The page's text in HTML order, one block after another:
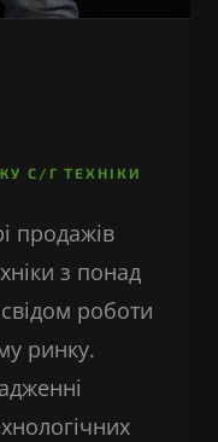
С/Г ТЕХНІКИ
продажів
з понад
роботи
ринку.